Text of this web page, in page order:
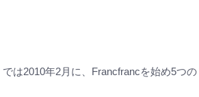
は2010年2月に、Francfrancを始め5つ